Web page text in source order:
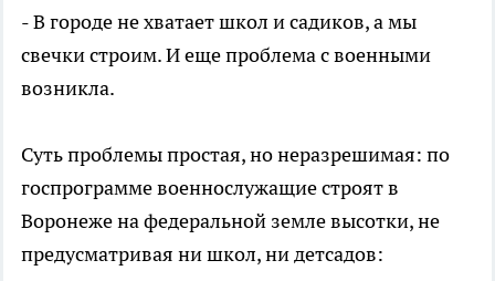
- В городе не хватает школ и садиков, а мы
свечки строим. И еще проблема с военными
возникла.
Суть проблемы простая, но неразрешимая: по
госпрограмме военнослужащие строят в
Воронеже на федеральной земле высотки, не
предусматривая ни школ, ни детсадов: